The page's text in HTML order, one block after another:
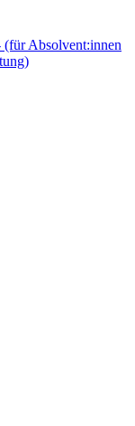
(für Absolvent:innen